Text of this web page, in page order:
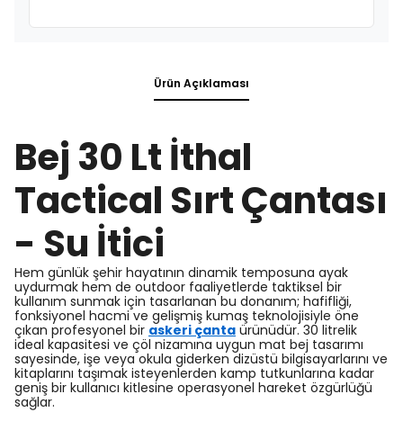
Ürün Açıklaması
Bej 30 Lt İthal
Tactical Sırt Çantası
- Su İtici
Hem günlük şehir hayatının dinamik temposuna ayak
uydurmak hem de outdoor faaliyetlerde taktiksel bir
kullanım sunmak için tasarlanan bu donanım; hafifliği,
fonksiyonel hacmi ve gelişmiş kumaş teknolojisiyle öne
çıkan profesyonel bir askeri çanta ürünüdür. 30 litrelik
ideal kapasitesi ve çöl nizamına uygun mat bej tasarımı
sayesinde, işe veya okula giderken dizüstü bilgisayarlarını ve
kitaplarını taşımak isteyenlerden kamp tutkunlarına kadar
geniş bir kullanıcı kitlesine operasyonel hareket özgürlüğü
sağlar.